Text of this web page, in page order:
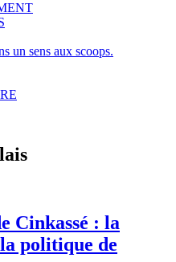
Cinkassé : la
politique de